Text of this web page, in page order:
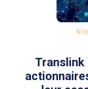
Translink